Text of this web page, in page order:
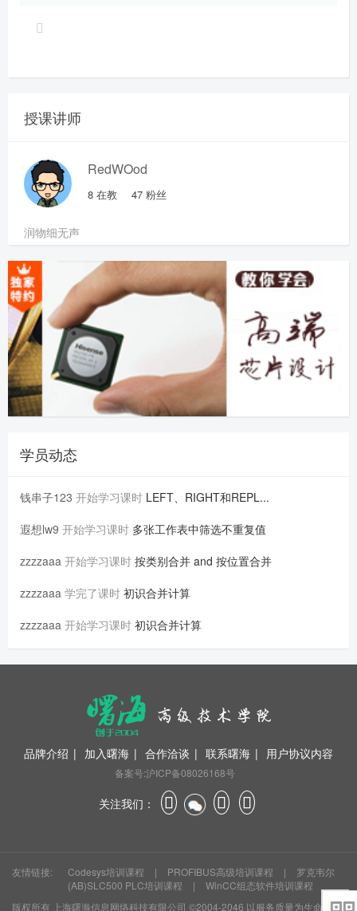
授课讲师
RedWOod
8 在教 47 粉丝
润物细无声
学员动态
钱串子123 开始学习课时 LEFT、RIGHT和REPL...
遐想lw9 开始学习课时 多张工作表中筛选不重复值
zzzzaaa 开始学习课时 按类别合并 and 按位置合并
zzzzaaa 学完了课时 初识合并计算
zzzzaaa 开始学习课时 初识合并计算
品牌介绍 | 加入曙海 | 合作洽谈 | 联系曙海 | 用户协议内容
备案号:沪ICP备08026168号
关注我们：
友情链接: Codesys培训课程 | PROFIBUS高级培训课程 |
罗克韦尔
(AB)SLC500 PLC培训课程
|
WinCC组态软件培训课程
版权所有 上海曙海信息网络科技有限公司 ©2004-2046 以服务质量为生命 资深